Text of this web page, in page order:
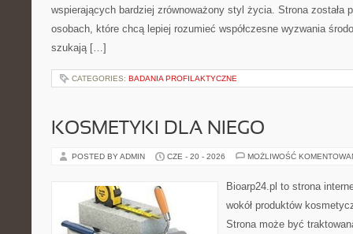
wspierających bardziej zrównoważony styl życia. Strona została
osobach, które chcą lepiej rozumieć współczesne wyzwania
szukają […]
CATEGORIES: BADANIA PROFILAKTYCZNE
KOSMETYKI DLA NIEGO
POSTED BY ADMIN CZE - 20 - 2026 MOŻLIWOŚĆ
Bioarp24.pl to strona
wokół produktów
Strona może być